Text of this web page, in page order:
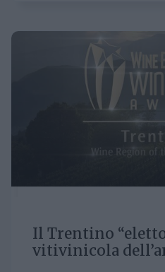
Il Trentino
vitivinicola